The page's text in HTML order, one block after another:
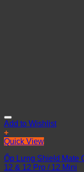
Add to Wishlist
+
Quick View
Ốp Lưng Shield Mate
12 & 12 Pro / 12 Mini